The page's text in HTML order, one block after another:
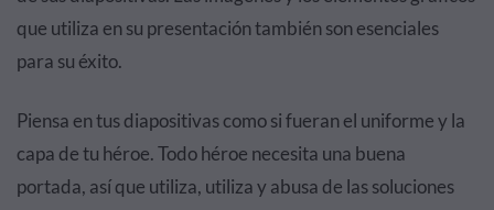
que utiliza en su presentación también son esenciales
para su éxito.
Piensa en tus diapositivas como si fueran el uniforme y la
capa de tu héroe. Todo héroe necesita una buena
portada, así que utiliza, utiliza y abusa de las soluciones